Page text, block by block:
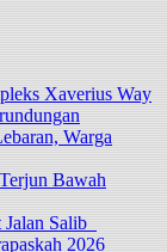
Xaverius Way
Warga
Bawah
Jalan Salib
2026